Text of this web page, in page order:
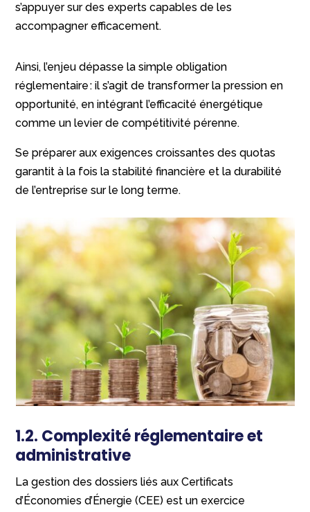
s’appuyer sur des experts capables de les
accompagner efficacement.
Ainsi, l’enjeu dépasse la simple obligation
réglementaire : il s’agit de transformer la pression en
opportunité, en intégrant l’efficacité énergétique
comme un levier de compétitivité pérenne.
Se préparer aux exigences croissantes des quotas
garantit à la fois la stabilité financière et la durabilité
de l’entreprise sur le long terme.
1.2. Complexité réglementaire et
administrative
La gestion des dossiers liés aux Certificats
d’Économies d’Énergie (CEE) est un exercice